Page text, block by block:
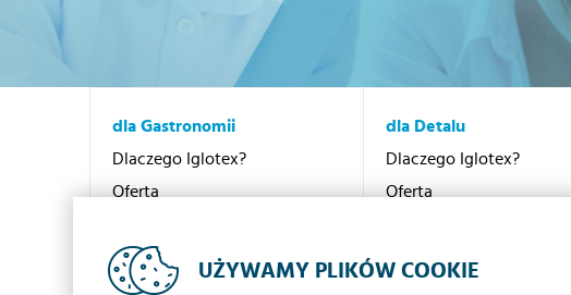
UŻYWAMY PLIKÓW COOKIE
dla Gastronomii
Dlaczego Iglotex?
Oferta
Kontakt
Sieć dystrybucji
dla Detalu
Dlaczego Iglotex?
Oferta